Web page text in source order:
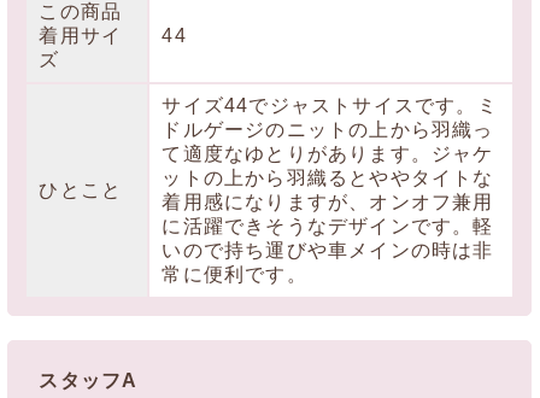
この商品
着用サイ
ズ
44
ひとこと
サイズ44でジャストサイスです。ミ
ドルゲージのニットの上から羽織っ
て適度なゆとりがあります。ジャケ
ットの上から羽織るとややタイトな
着用感になりますが、オンオフ兼用
に活躍できそうなデザインです。軽
いので持ち運びや車メインの時は非
常に便利です。
スタッフA